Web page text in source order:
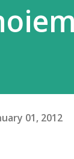
01, 2012